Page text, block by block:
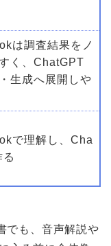
は調査結果をノ
く、ChatGPT
生成へ展開しや
で理解し、Cha
でも、音声解説や